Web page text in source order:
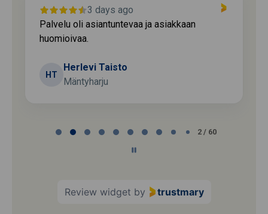
3 days ago
Palvelu oli asiantuntevaa ja asiakkaan
huomioivaa.
HT
Herlevi Taisto
Mäntyharju
2 / 60
Review widget by trustmary